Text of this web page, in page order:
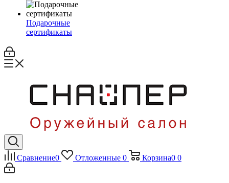
Подарочные
сертификаты
Сравнение0 Отложенные 0 Корзина0 0